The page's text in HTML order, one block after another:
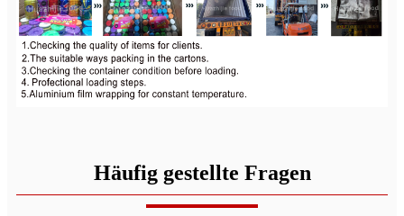
Häufig gestellte Fragen